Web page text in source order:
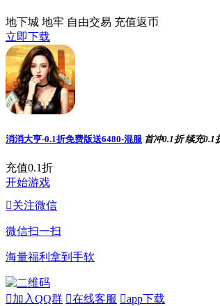
地下城 地牢 自由交易 充值返币
立即下载
消消大亨-0.1折免费版送6480-混服 首冲0.1折 续充0.1
充值0.1折
开始游戏
关注微信
微信扫一扫
海量福利拿到手软
加入QQ群 在线客服 app下载